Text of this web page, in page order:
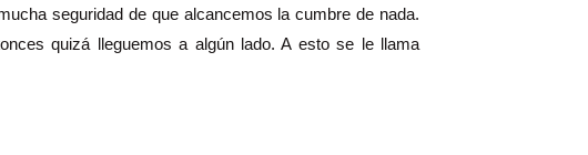
seguridad de que alcancemos la cumbre de nada.
quizá lleguemos a algún lado. A esto se le llama